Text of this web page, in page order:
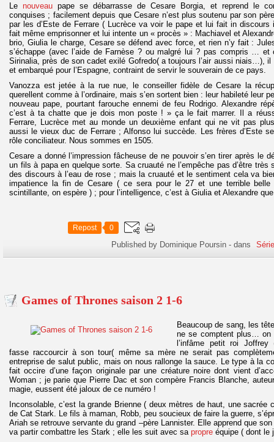
Le nouveau pape se débarrasse de Cesare Borgia, et reprend le
conquises ; facilement depuis que Cesare n’est plus soutenu par son
par les d’Este de Ferrare ( Lucrèce va voir le pape et lui fait in
fait même emprisonner et lui intente un « procès » : Machiavel et
brio, Giulia le charge, Cesare se défend avec force, et rien n’y fait :
s’échappe (avec l’aide de Farnèse ? ou malgré lui ? pas compris … et
Sirinalia, près de son cadet exilé Gofredo( a toujours l’air aussi niais…), il
et embarqué pour l’Espagne, contraint de servir le souverain de ce pays.
Vanozza est jetée à la rue nue, le conseiller fidèle de Cesare la
querellent comme à l’ordinaire, mais s’en sortent bien : leur habileté leur
nouveau pape, pourtant farouche ennemi de feu Rodrigo. Alexandre
c’est à ta chatte que je dois mon poste ! » ça le fait marrer. Il a
Ferrare, Lucrèce met au monde un deuxième enfant qui ne vit pas
aussi le vieux duc de Ferrare ; Alfonso lui succède. Les frères d’Este
rôle conciliateur. Nous sommes en 1505.
Cesare a donné l’impression fâcheuse de ne pouvoir s’en tirer après le
un fils à papa en quelque sorte. Sa cruauté ne l’empêche pas d’être très
des discours à l’eau de rose ; mais la cruauté et le sentiment cela va
impatience la fin de Cesare ( ce sera pour le 27 et une terrible belle
scintillante, on espère ) ; pour l’intelligence, c’est à Giulia et Alexandre
Repost 0
Published by Dominique Poursin -dans Série
Games of Thrones saison 2 1-6
Beaucoup de sang, les
ne se comptent plus… on
l’infâme petit roi
fasse raccourcir à son tour( même sa mère ne serait pas
entreprise de salut public, mais on nous rallonge la sauce. Le type à la
fait occire d’une façon originale par une créature noire dont vient
Woman ; je parie que Pierre Dac et son compère Francis Blanche,
magie, eussent été jaloux de ce numéro !
Inconsolable, c’est la grande Brienne ( deux mètres de haut, une sacrée
de Cat Stark. Le fils à maman, Robb, peu soucieux de faire la guerre,
Ariah se retrouve servante du grand –père Lannister. Elle apprend que
va partir combattre les Stark ; elle les suit avec sapropre équipe ( dont le